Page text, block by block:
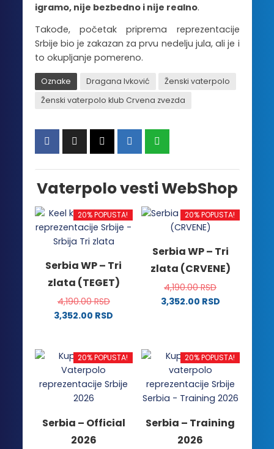
igramo, nije bezbedno i nije realno.
Takođe, početak priprema reprezentacije
Srbije bio je zakazan za prvu nedelju jula, ali je i
to okupljanje pomereno.
Oznake Dragana Ivković
Ženski vaterpolo
Ženski vaterpolo klub Crvena zvezda
Vaterpolo vesti WebShop
20% POPUSTA!
Serbia WP – Tri
zlata (TEGET)
4,190.00RSD
3,352.00 RSD
ima
više
varijanti.
Opcije
biti
izabrane
20% POPUSTA!
Serbia WP – Tri
zlata (CRVENE)
4,190.00RSD
3,352.00 RSD
više
varijanti.
Opcije
mogu
izabrane
na
20% POPUSTA!
Serbia – Official
2026
20% POPUSTA!
Serbia – Training
2026